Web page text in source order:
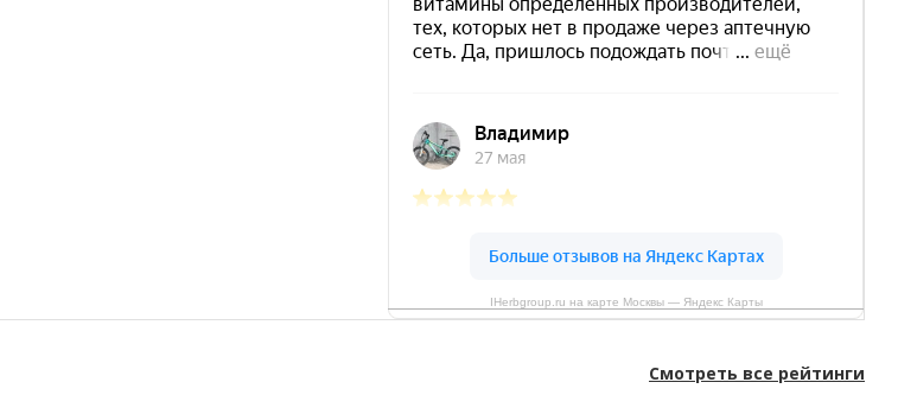
IHerbgroup.ru на карте Москвы — Яндекс Карты
Смотреть все рейтинги